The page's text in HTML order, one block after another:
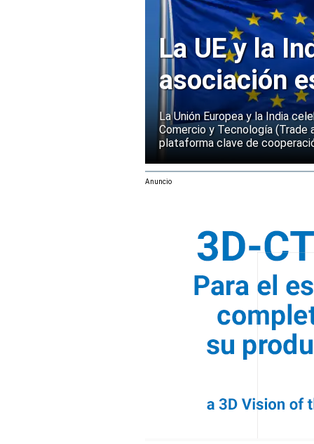
La UE y la
asociación
La Unión Europea y la India
Comercio y Tecnología (Trade
plataforma clave de
Anuncio